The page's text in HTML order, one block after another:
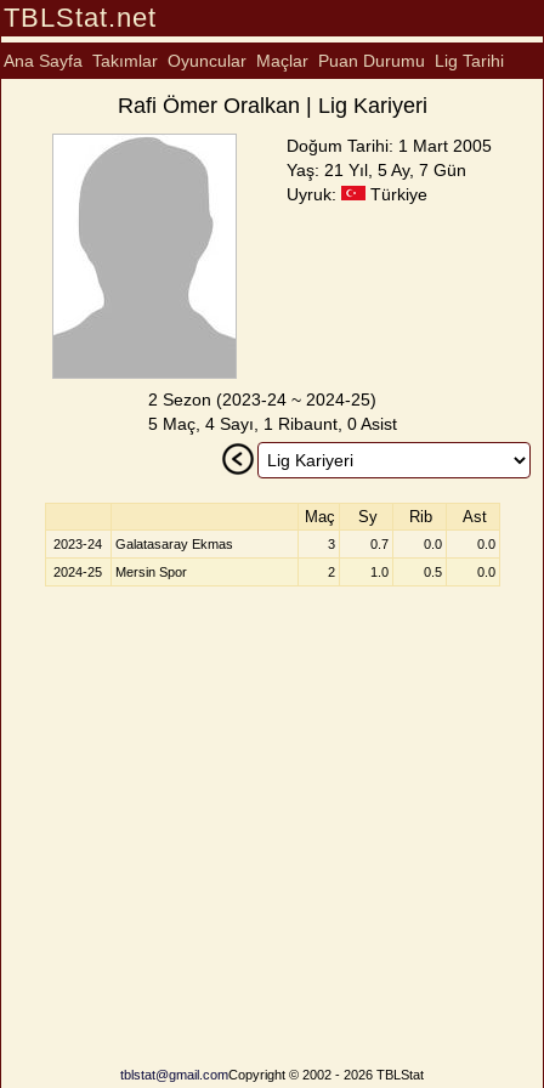
TBLStat.net
Ana Sayfa Takımlar Oyuncular Maçlar Puan Durumu Lig Tarihi
Rafi Ömer Oralkan | Lig Kariyeri
Doğum Tarihi: 1 Mart 2005
Yaş: 21 Yıl, 5 Ay, 7 Gün
Uyruk:
Türkiye
2 Sezon (2023-24 ~ 2024-25)
5 Maç, 4 Sayı, 1 Ribaunt, 0 Asist
Maç Sy Rib Ast
2023-24 Galatasaray Ekmas 3 0.7 0.0
0.0
2024-25
Mersin Spor 2 1.0 0.5 0.0
tblstat@gmail.comCopyright © 2002 - 2026 TBLStat